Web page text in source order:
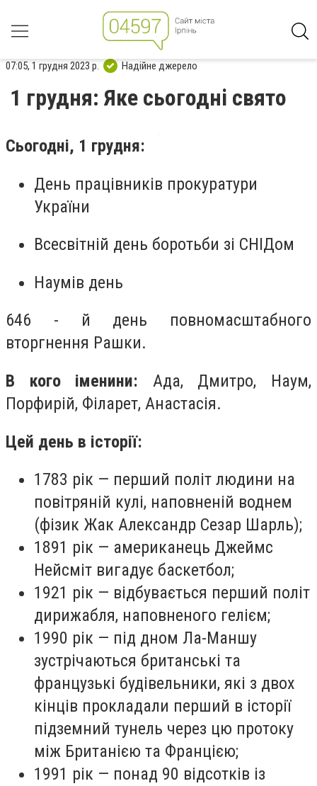
07:05, 1 грудня 2023 р. Надійне джерело
1 грудня: Яке сьогодні свято
Сьогодні, 1 грудня:
День працівників прокуратури
України
Всесвітній день боротьби зі СНІДом
Наумів день
646 - й день повномасштабного
вторгнення Рашки.
В кого іменини: Ада, Дмитро, Наум,
Порфирій, Філарет, Анастасія.
Цей день в історії:
1783 рік — перший політ людини на
повітряній кулі, наповненій воднем
(фізик Жак Александр Сезар Шарль);
1891 рік — американець Джеймс
Нейсміт вигадує баскетбол;
1921 рік — відбувається перший політ
дирижабля, наповненого гелієм;
1990 рік — під дном Ла-Маншу
зустрічаються британські та
французькі будівельники, які з двох
кінців прокладали перший в історії
підземний тунель через цю протоку
між Британією та Францією;
1991 рік — понад 90 відсотків із